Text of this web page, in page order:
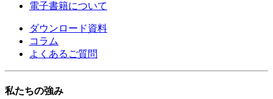
電子書籍について
ダウンロード資料
コラム
よくあるご質問
私たちの強み